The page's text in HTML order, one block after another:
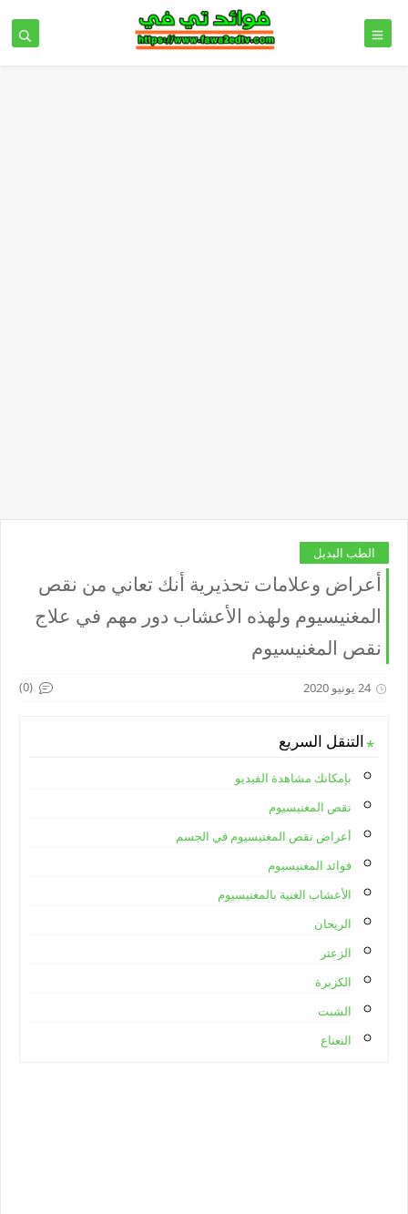
الطب البديل
أعراض وعلامات تحذيرية أنك تعاني من نقص
المغنيسيوم ولهذه الأعشاب دور مهم في علاج
نقص المغنيسيوم
24 يونيو 2020 (0)
التنقل السريع
بإمكانك مشاهدة الفيديو
نقص المغنيسيوم
أعراض نقص المغنيسيوم في الجسم
فوائد المغنيسيوم
الأعشاب الغنية بالمغنيسيوم
الريحان
الزعتر
الكزبرة
الشبت
النعناع